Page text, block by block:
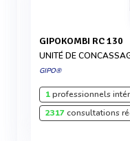
GIPOKOMBI RC 130
UNITÉ DE
GIPO®
1professionnels
2317consultations